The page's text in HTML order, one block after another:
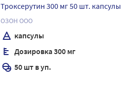
Троксерутин 300 мг 50 шт. капсулы
ОЗОН ООО
капсулы
Дозировка 300 мг
50 шт в уп.